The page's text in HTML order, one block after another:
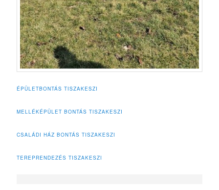
ÉPÜLETBONTÁS TISZAKESZI
MELLÉKÉPÜLET BONTÁS TISZAKESZI
CSALÁDI HÁZ BONTÁS TISZAKESZI
TEREPRENDEZÉS TISZAKESZI